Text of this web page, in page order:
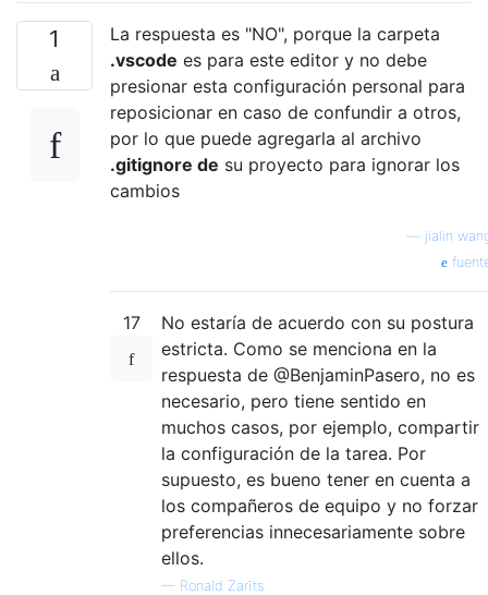
1
La respuesta es "NO", porque la carpeta
.vscode es para este editor y no debe
presionar esta configuración personal para
reposicionar en caso de confundir a otros,
por lo que puede agregarla al archivo
.gitignore de su proyecto para ignorar los
cambios
jialin
17
No estaría de acuerdo con su postura
estricta. Como se menciona en la
respuesta de @BenjaminPasero, no es
necesario, pero tiene sentido en
muchos casos, por ejemplo, compartir
la configuración de la tarea. Por
supuesto, es bueno tener en cuenta a
los compañeros de equipo y no forzar
preferencias innecesariamente sobre
ellos.
— Ronald Zarīts